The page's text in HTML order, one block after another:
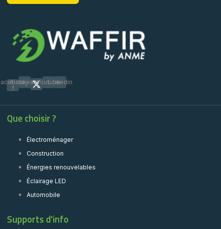
f
InstagramYoutubeLinkedin
Que choisir ?
Électroménager
Construction
Énergies renouvelables
Éclairage LED
Automobile
Supports d'info